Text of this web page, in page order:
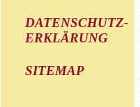
DATENSCHUTZ-
ERKLÄRUNG
SITEMAP